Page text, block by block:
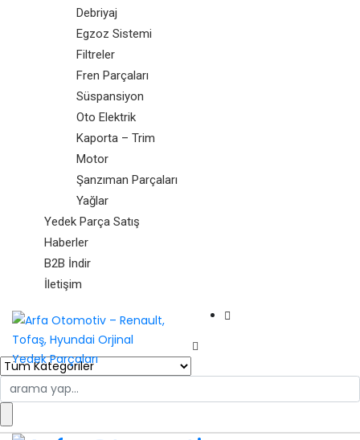
Debriyaj
Egzoz Sistemi
Filtreler
Fren Parçaları
Süspansiyon
Oto Elektrik
Kaporta – Trim
Motor
Şanzıman Parçaları
Yağlar
Yedek Parça Satış
Haberler
B2B İndir
İletişim
Search
for: